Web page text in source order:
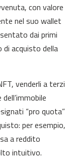
con valore
nel suo wallet
dai primi
acquisto della
venderli a terzi
“pro quota”
per esempio,
a reddito
intuitivo.